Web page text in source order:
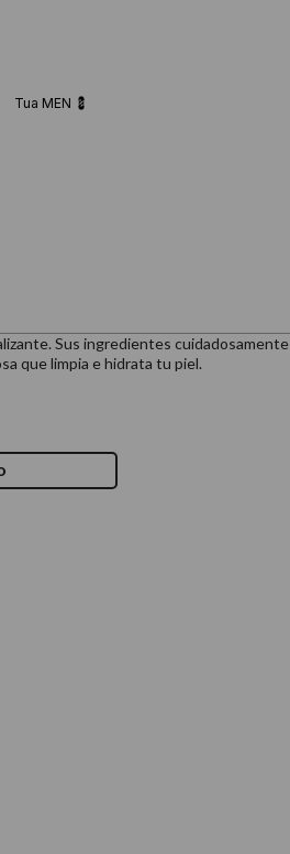
Tua MEN 💈
Sus ingredientes cuidadosamente
que limpia e hidrata tu piel.